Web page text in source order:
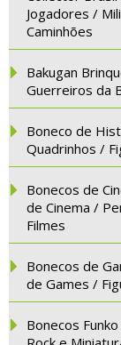
Jogadores /
Caminhões
Bakugan
Guerreiros da
Boneco de
Quadrinhos /
Bonecos de
de Cinema /
Filmes
Bonecos de
de Games /
Bonecos